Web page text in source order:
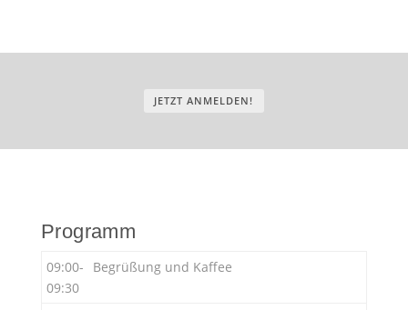
JETZT ANMELDEN!
Programm
09:00-
09:30
Begrüßung und Kaffee